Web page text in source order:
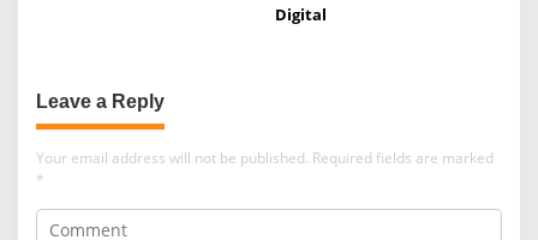
Digital
Leave a Reply
Your email address will not be published. Required fields are marked
*